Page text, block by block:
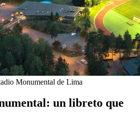
Monumental de Lima
un libreto que